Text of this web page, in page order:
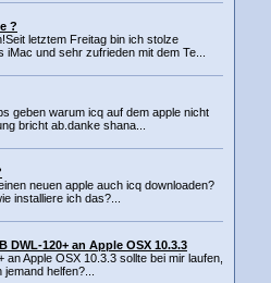
?
letztem Freitag bin ich stolze
iMac und sehr zufrieden mit dem Te...
geben warum icq auf dem apple nicht
bricht ab.danke shana...
neuen apple auch icq downloaden?
installiere ich das?...
DWL-120+ an Apple OSX 10.3.3
an Apple OSX 10.3.3 sollte bei mir laufen,
jemand helfen?...